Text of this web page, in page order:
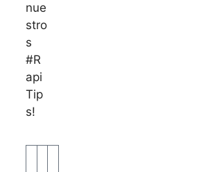
nue
stro
s
#R
api
Tip
s!